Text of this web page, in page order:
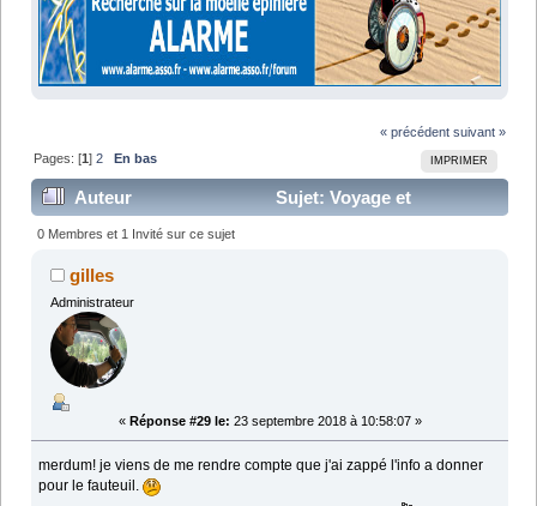
« précédent suivant »
IMPRIMER
Pages: [1]2 En bas
Auteur
Sujet: Voyage et
accessibilité à l'étranger (Lu 27505 fois)
0 Membres et 1 Invité sur ce sujet
gilles
Administrateur
« Réponse #29 le: 23 septembre 2018 à 10:58:07 »
merdum! je viens de me rendre compte que j'ai zappé l'info a donner
pour le fauteuil.